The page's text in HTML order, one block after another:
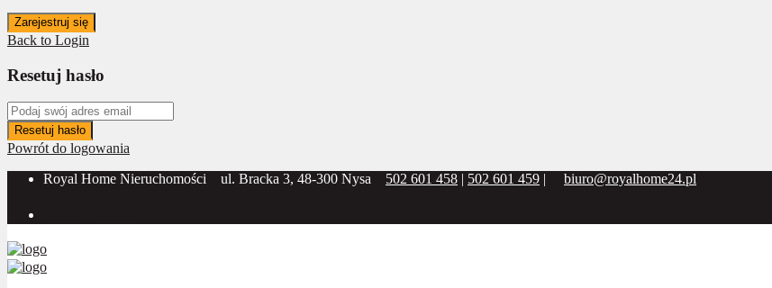
Zarejestruj się
Back to Login
Resetuj hasło
Resetuj hasło
Powrót do logowania
Royal Home Nieruchomości
ul. Bracka 3, 48-300 Nysa 502 601 458 | 502 601 459 | biuro@royalhome24.pl